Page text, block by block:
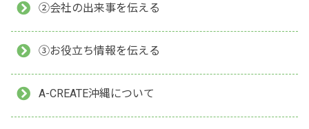
②会社の出来事を伝える
③お役立ち情報を伝える
A-CREATE沖縄について